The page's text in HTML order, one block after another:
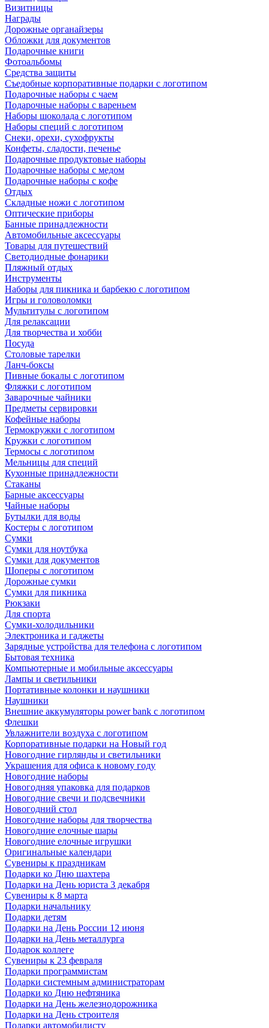
Визитницы
Награды
Дорожные органайзеры
Обложки для документов
Подарочные книги
Фотоальбомы
Средства защиты
Съедобные корпоративные подарки с логотипом
Подарочные наборы с чаем
Подарочные наборы с вареньем
Наборы шоколада с логотипом
Наборы специй с логотипом
Снеки, орехи, сухофрукты
Конфеты, сладости, печенье
Подарочные продуктовые наборы
Подарочные наборы с медом
Подарочные наборы с кофе
Отдых
Складные ножи с логотипом
Оптические приборы
Банные принадлежности
Автомобильные аксессуары
Товары для путешествий
Светодиодные фонарики
Пляжный отдых
Инструменты
Наборы для пикника и барбекю с логотипом
Игры и головоломки
Мультитулы с логотипом
Для релаксации
Для творчества и хобби
Посуда
Столовые тарелки
Ланч-боксы
Пивные бокалы с логотипом
Фляжки с логотипом
Заварочные чайники
Предметы сервировки
Кофейные наборы
Термокружки с логотипом
Кружки с логотипом
Термосы с логотипом
Мельницы для специй
Кухонные принадлежности
Стаканы
Барные аксессуары
Чайные наборы
Бутылки для воды
Костеры с логотипом
Сумки
Сумки для ноутбука
Сумки для документов
Шоперы с логотипом
Дорожные сумки
Сумки для пикника
Рюкзаки
Для спорта
Сумки-холодильники
Электроника и гаджеты
Зарядные устройства для телефона с логотипом
Бытовая техника
Компьютерные и мобильные аксессуары
Лампы и светильники
Портативные колонки и наушники
Наушники
Внешние аккумуляторы power bank с логотипом
Флешки
Увлажнители воздуха с логотипом
Корпоративные подарки на Новый год
Новогодние гирлянды и светильники
Украшения для офиса к новому году
Новогодние наборы
Новогодняя упаковка для подарков
Новогодние свечи и подсвечники
Новогодний стол
Новогодние наборы для творчества
Новогодние елочные шары
Новогодние елочные игрушки
Оригинальные календари
Сувениры к праздникам
Подарки ко Дню шахтера
Подарки на День юриста 3 декабря
Сувениры к 8 марта
Подарки начальнику
Подарки детям
Подарки на День России 12 июня
Подарки на День металлурга
Подарок коллеге
Сувениры к 23 февраля
Подарки программистам
Подарки системным администраторам
Подарки ко Дню нефтяника
Подарки на День железнодорожника
Подарки на День строителя
Подарки автомобилисту